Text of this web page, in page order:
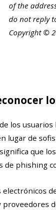
of the
do not reply
Copyright ©
los
lugar de
que
de phishing
electrónicos
proveedores